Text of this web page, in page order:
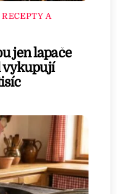
RECEPTY A
jen lapače
vykupují